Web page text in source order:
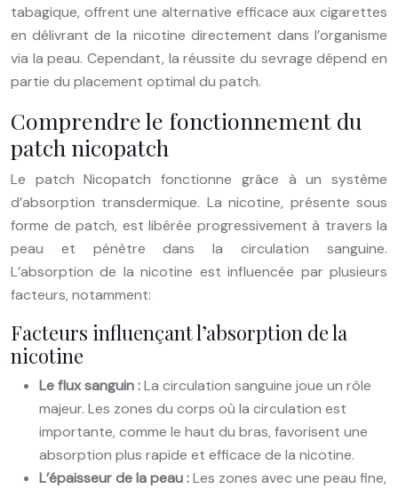
tabagique, offrent une alternative efficace aux cigarettes
en délivrant de la nicotine directement dans l’organisme
via la peau. Cependant, la réussite du sevrage dépend en
partie du placement optimal du patch.
Comprendre le fonctionnement du
patch nicopatch
Le patch Nicopatch fonctionne grâce à un système
d’absorption transdermique. La nicotine, présente sous
forme de patch, est libérée progressivement à travers la
peau et pénètre dans la circulation sanguine.
L’absorption de la nicotine est influencée par plusieurs
facteurs, notamment:
Facteurs influençant l’absorption de la
nicotine
Le flux sanguin :La circulation sanguine joue un rôle
majeur. Les zones du corps où la circulation est
importante, comme le haut du bras, favorisent une
absorption plus rapide et efficace de la nicotine.
L’épaisseur de la peau :Les zones avec une peau fine,